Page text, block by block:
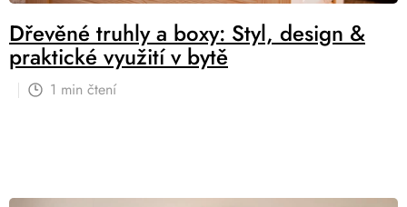
Dřevěné truhly a boxy: Styl, design &
praktické využití v bytě
1 min čtení